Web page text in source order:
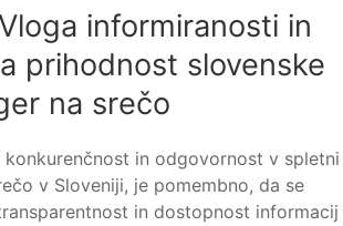
informiranosti in
prihodnost slovenske
na srečo
in odgovornost v spletni
v Sloveniji, je pomembno, da se
in dostopnost informacij